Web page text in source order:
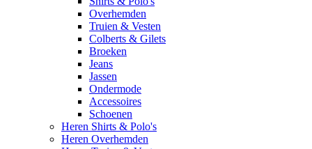
Overhemden
Truien & Vesten
Colberts & Gilets
Broeken
Jeans
Jassen
Ondermode
Accessoires
Schoenen
Heren Shirts & Polo's
Heren Overhemden